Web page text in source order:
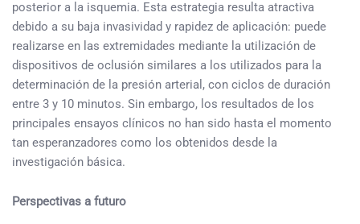
posterior a la isquemia. Esta estrategia resulta atractiva
debido a su baja invasividad y rapidez de aplicación: puede
realizarse en las extremidades mediante la utilización de
dispositivos de oclusión similares a los utilizados para la
determinación de la presión arterial, con ciclos de duración
entre 3 y 10 minutos. Sin embargo, los resultados de los
principales ensayos clínicos no han sido hasta el momento
tan esperanzadores como los obtenidos desde la
investigación básica.
Perspectivas a futuro